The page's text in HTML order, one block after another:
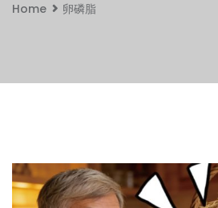
Home 卵磷脂